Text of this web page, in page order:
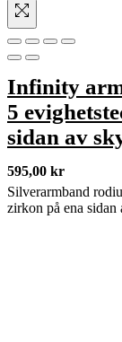
Infinity
5
sidan av
595,00 kr
Silverarmband
zirkon på ena